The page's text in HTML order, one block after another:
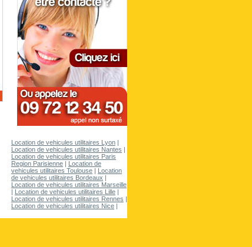
Location de vehicules utilitaires Lyon |
Location de vehicules utilitaires Nantes |
Location de vehicules utilitaires Paris
Region Parisienne | Location de
vehicules utilitaires Toulouse | Location
de vehicules utilitaires Bordeaux |
Location de vehicules utilitaires Marseille
| Location de vehicules utilitaires Lille |
Location de vehicules utilitaires Rennes |
Location de vehicules utilitaires Nice |